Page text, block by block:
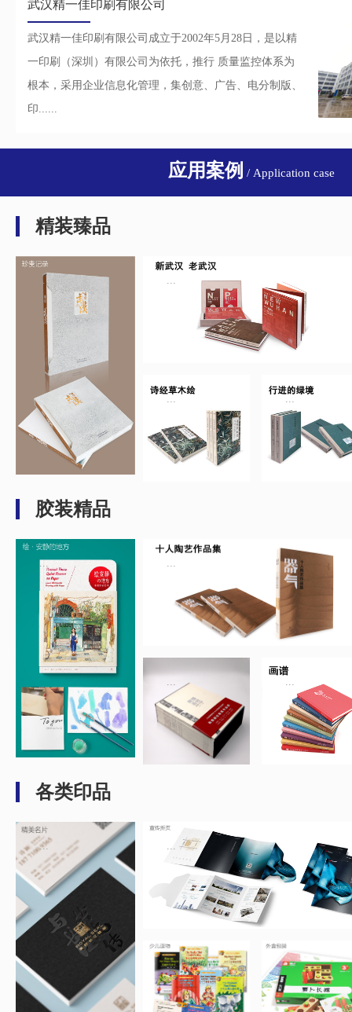
武汉精一佳印刷有限公司
武汉精一佳印刷有限公司成立于2002年5月28日，是以精
一印刷（深圳）有限公司为依托，推行 质量监控体系为
根本，采用企业信息化管理，集创意、广告、电分制版、
印......
应用案例 / Application case
精装臻品
... ...
... ...
胶装精品
... ...
... ...
各类印品
... ...
... ...